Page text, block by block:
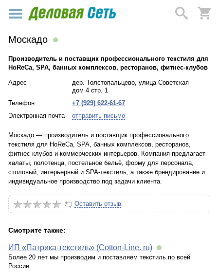
Москадо
Производитель и поставщик профессионального текстиля для
HoReCa, SPA, банных комплексов, ресторанов, фитнес-клубов
Адрес
дер. Толстопальцево, улица Советская
дом 4 стр. 1
Телефон
+7 (929) 622-61-67
Электронная почта
отправить письмо
Москадо — производитель и поставщик профессионального
текстиля для HoReCa, SPA, банных комплексов, ресторанов,
фитнес-клубов и коммерческих интерьеров. Компания предлагает
халаты, полотенца, постельное бельё, форму для персонала,
столовый, интерьерный и SPA-текстиль, а также брендирование и
индивидуальное производство под задачи клиента.
Оставить отзыв
Смотрите также:
ИП «Патрика-текстиль» (Cotton-Line. ru)
Более 20 лет мы производим и поставляем текстиль по всей
России.